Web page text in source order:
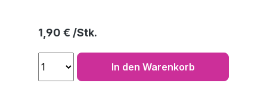
Regulärer Preis:
1,90 €
In den Warenkorb